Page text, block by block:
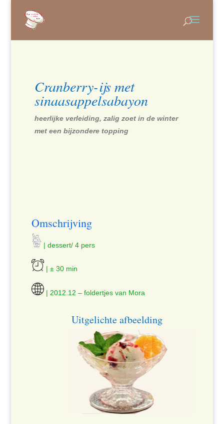
Cranberry-ijs met
sinaasappelsabayon
heerlijke verleiding, zalig zoet in de winter
met een bijzondere topping
Omschrijving
| dessert/ 4 pers
| ± 30 min
| 2012.12 – foldertjes van Mora
Uitgelichte afbeelding